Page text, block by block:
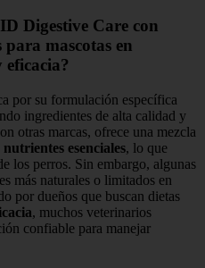
Digestive Care con
mascotas en
eficacia?
por su formulación específica
ingredientes de alta calidad y
otras marcas, ofrece una mezcla
nutrientes esenciales, lo que
los perros. Sin embargo, algunas
más naturales o limitados en
por dueños que buscan dietas
, muchos veterinarios
confiable para manejar